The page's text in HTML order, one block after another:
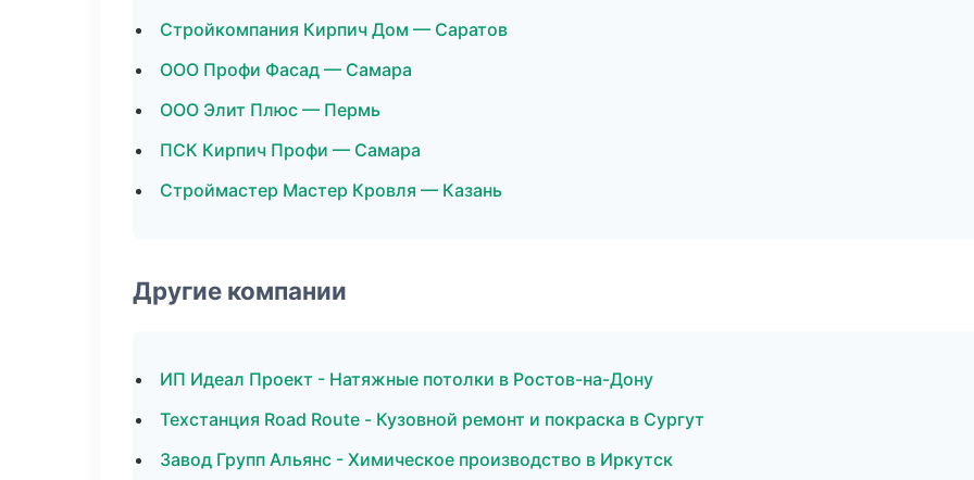
Стройкомпания Кирпич Дом — Саратов
ООО Профи Фасад — Самара
ООО Элит Плюс — Пермь
ПСК Кирпич Профи — Самара
Строймастер Мастер Кровля — Казань
Другие компании
ИП Идеал Проект - Натяжные потолки в Ростов-на-Дону
Техстанция Road Route - Кузовной ремонт и покраска в Сургут
Завод Групп Альянс - Химическое производство в Иркутск